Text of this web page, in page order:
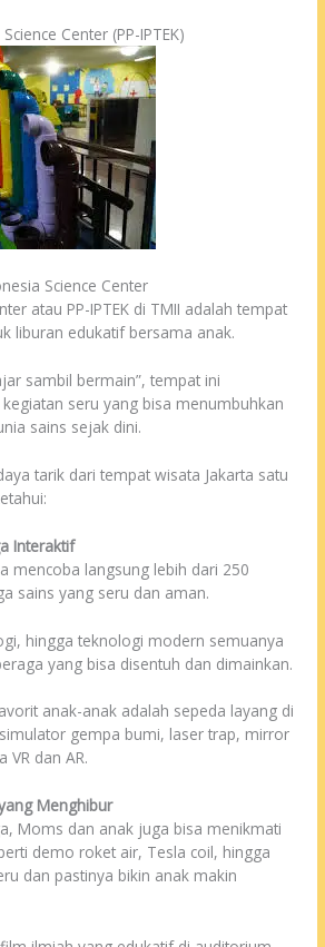
Center (PP-IPTEK)
Science Center
atau PP-IPTEK di TMII adalah tempat
liburan edukatif bersama anak.
sambil bermain”, tempat ini
seru yang bisa menumbuhkan
sains sejak dini.
tarik dari tempat wisata Jakarta satu
Interaktif
mencoba langsung lebih dari 250
sains yang seru dan aman.
hingga teknologi modern semuanya
yang bisa disentuh dan dimainkan.
anak-anak adalah sepeda layang di
gempa bumi, laser trap, mirror
VR dan AR.
Menghibur
Moms dan anak juga bisa menikmati
demo roket air, Tesla coil, hingga
dan pastinya bikin anak makin